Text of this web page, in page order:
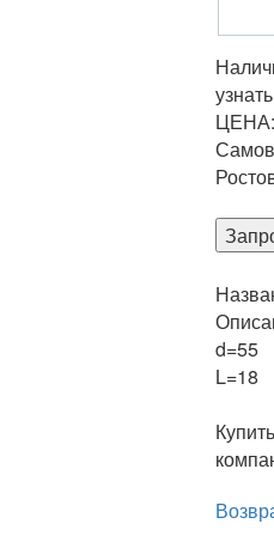
ЦЕНА:
d=55
L=18